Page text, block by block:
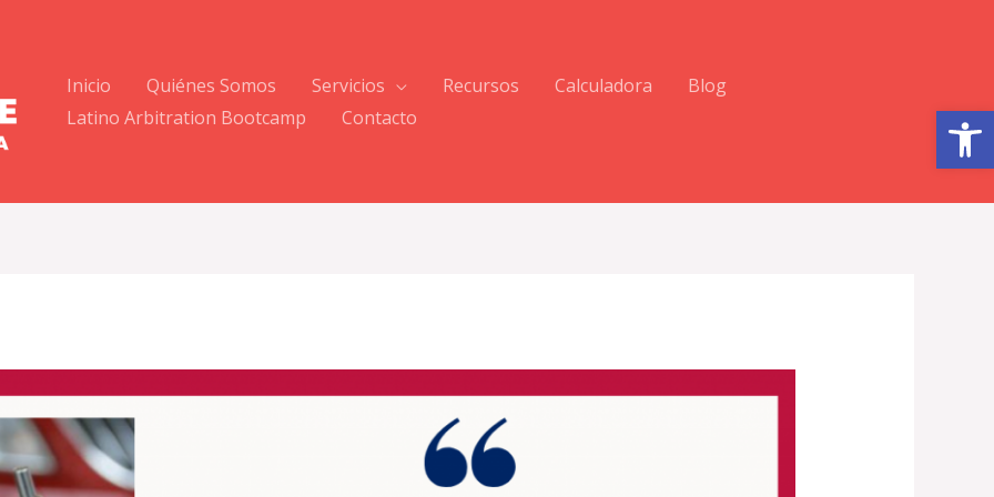
Abrir barra de herramientas
Inicio Quiénes Somos Servicios Recursos Calculadora
Blog
Latino Arbitration Bootcamp
Contacto